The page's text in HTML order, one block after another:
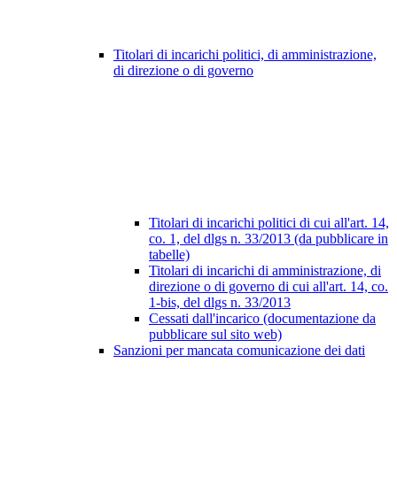
Titolari di incarichi politici, di amministrazione,
di direzione o di governo
Titolari di incarichi politici di cui all'art. 14,
co. 1, del dlgs n. 33/2013 (da pubblicare in
tabelle)
Titolari di incarichi di amministrazione, di
direzione o di governo di cui all'art. 14, co.
1-bis, del dlgs n. 33/2013
Cessati dall'incarico (documentazione da
pubblicare sul sito web)
Sanzioni per mancata comunicazione dei dati